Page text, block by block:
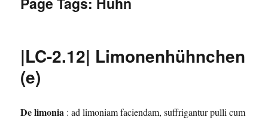
|LC-2.12| Limonenhühnchen
(e)
De limonia : ad limoniam faciendam, suffrigantur pulli cum